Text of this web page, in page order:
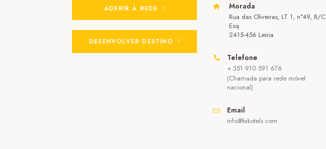
ADERIR À REDE
DESENVOLVER DESTINO
Morada
Rua das Oliveiras, LT 1, n°49, R/C
Esq
2415-456 Leiria
Telefone
+ 351 910 591 676
(Chamada para rede móvel
nacional)
Email
info@bikotels.com